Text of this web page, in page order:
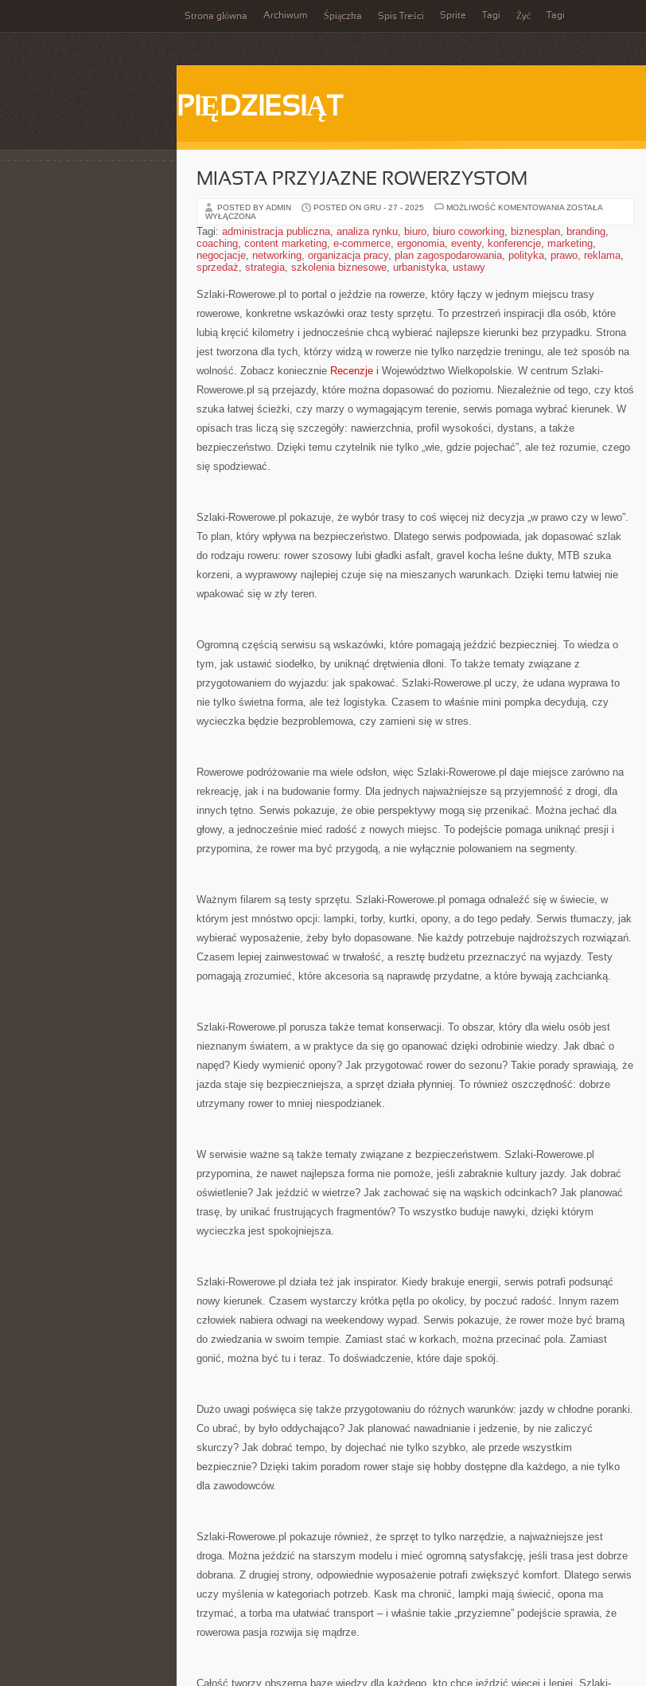
Strona główna Archiwum Śpiączka Spis Treści Sprite Tagi Żyć Tagi
PIĘDZIESIĄT
MIASTA PRZYJAZNE ROWERZYSTOM
POSTED BY ADMIN POSTED ON GRU - 27 - 2025 MOŻLIWOŚĆ KOMENTOWANIA MIASTA
ZOSTAŁA
WYŁĄCZONA
Tagi: administracja publiczna, analiza rynku, biuro, biuro coworking, biznesplan, branding,
coaching, content marketing, e-commerce, ergonomia, eventy, konferencje, marketing,
negocjacje, networking, organizacja pracy, plan zagospodarowania, polityka, prawo, reklama,
sprzedaż, strategia, szkolenia biznesowe, urbanistyka, ustawy
Szlaki-Rowerowe.pl to portal o jeździe na rowerze, który łączy w jednym miejscu trasy
rowerowe, konkretne wskazówki oraz testy sprzętu. To przestrzeń inspiracji dla osób, które
lubią kręcić kilometry i jednocześnie chcą wybierać najlepsze kierunki bez przypadku. Strona
jest tworzona dla tych, którzy widzą w rowerze nie tylko narzędzie treningu, ale też sposób na
wolność. Zobacz koniecznie Recenzje i Województwo Wielkopolskie. W centrum Szlaki-
Rowerowe.pl są przejazdy, które można dopasować do poziomu. Niezależnie od tego, czy ktoś
szuka łatwej ścieżki, czy marzy o wymagającym terenie, serwis pomaga wybrać kierunek. W
opisach tras liczą się szczegóły: nawierzchnia, profil wysokości, dystans, a także
bezpieczeństwo. Dzięki temu czytelnik nie tylko „wie, gdzie pojechać”, ale też rozumie, czego
się spodziewać.
Szlaki-Rowerowe.pl pokazuje, że wybór trasy to coś więcej niż decyzja „w prawo czy w lewo”.
To plan, który wpływa na bezpieczeństwo. Dlatego serwis podpowiada, jak dopasować szlak
do rodzaju roweru: rower szosowy lubi gładki asfalt, gravel kocha leśne dukty, MTB szuka
korzeni, a wyprawowy najlepiej czuje się na mieszanych warunkach. Dzięki temu łatwiej nie
wpakować się w zły teren.
Ogromną częścią serwisu są wskazówki, które pomagają jeździć bezpieczniej. To wiedza o
tym, jak ustawić siodełko, by uniknąć drętwienia dłoni. To także tematy związane z
przygotowaniem do wyjazdu: jak spakować. Szlaki-Rowerowe.pl uczy, że udana wyprawa to
nie tylko świetna forma, ale też logistyka. Czasem to właśnie mini pompka decydują, czy
wycieczka będzie bezproblemowa, czy zamieni się w stres.
Rowerowe podróżowanie ma wiele odsłon, więc Szlaki-Rowerowe.pl daje miejsce zarówno na
rekreację, jak i na budowanie formy. Dla jednych najważniejsze są przyjemność z drogi, dla
innych tętno. Serwis pokazuje, że obie perspektywy mogą się przenikać. Można jechać dla
głowy, a jednocześnie mieć radość z nowych miejsc. To podejście pomaga uniknąć presji i
przypomina, że rower ma być przygodą, a nie wyłącznie polowaniem na segmenty.
Ważnym filarem są testy sprzętu. Szlaki-Rowerowe.pl pomaga odnaleźć się w świecie, w
którym jest mnóstwo opcji: lampki, torby, kurtki, opony, a do tego pedały. Serwis tłumaczy, jak
wybierać wyposażenie, żeby było dopasowane. Nie każdy potrzebuje najdroższych rozwiązań.
Czasem lepiej zainwestować w trwałość, a resztę budżetu przeznaczyć na wyjazdy. Testy
pomagają zrozumieć, które akcesoria są naprawdę przydatne, a które bywają zachcianką.
Szlaki-Rowerowe.pl porusza także temat konserwacji. To obszar, który dla wielu osób jest
nieznanym światem, a w praktyce da się go opanować dzięki odrobinie wiedzy. Jak dbać o
napęd? Kiedy wymienić opony? Jak przygotować rower do sezonu? Takie porady sprawiają, że
jazda staje się bezpieczniejsza, a sprzęt działa płynniej. To również oszczędność: dobrze
utrzymany rower to mniej niespodzianek.
W serwisie ważne są także tematy związane z bezpieczeństwem. Szlaki-Rowerowe.pl
przypomina, że nawet najlepsza forma nie pomoże, jeśli zabraknie kultury jazdy. Jak dobrać
oświetlenie? Jak jeździć w wietrze? Jak zachować się na wąskich odcinkach? Jak planować
trasę, by unikać frustrujących fragmentów? To wszystko buduje nawyki, dzięki którym
wycieczka jest spokojniejsza.
Szlaki-Rowerowe.pl działa też jak inspirator. Kiedy brakuje energii, serwis potrafi podsunąć
nowy kierunek. Czasem wystarczy krótka pętla po okolicy, by poczuć radość. Innym razem
człowiek nabiera odwagi na weekendowy wypad. Serwis pokazuje, że rower może być bramą
do zwiedzania w swoim tempie. Zamiast stać w korkach, można przecinać pola. Zamiast
gonić, można być tu i teraz. To doświadczenie, które daje spokój.
Dużo uwagi poświęca się także przygotowaniu do różnych warunków: jazdy w chłodne poranki.
Co ubrać, by było oddychająco? Jak planować nawadnianie i jedzenie, by nie zaliczyć
skurczy? Jak dobrać tempo, by dojechać nie tylko szybko, ale przede wszystkim
bezpiecznie? Dzięki takim poradom rower staje się hobby dostępne dla każdego, a nie tylko
dla zawodowców.
Szlaki-Rowerowe.pl pokazuje również, że sprzęt to tylko narzędzie, a najważniejsze jest
droga. Można jeździć na starszym modelu i mieć ogromną satysfakcję, jeśli trasa jest dobrze
dobrana. Z drugiej strony, odpowiednie wyposażenie potrafi zwiększyć komfort. Dlatego serwis
uczy myślenia w kategoriach potrzeb. Kask ma chronić, lampki mają świecić, opona ma
trzymać, a torba ma ułatwiać transport – i właśnie takie „przyziemne” podejście sprawia, że
rowerowa pasja rozwija się mądrze.
Całość tworzy obszerną bazę wiedzy dla każdego, kto chce jeździć więcej i lepiej. Szlaki-